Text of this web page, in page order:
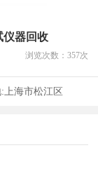
仪器回收
浏览次数： 357次
上海市松江区